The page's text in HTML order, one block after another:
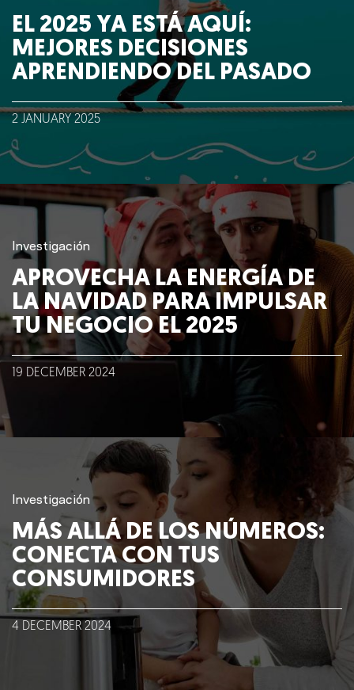
EL 2025 YA ESTÁ AQUÍ:
MEJORES DECISIONES
APRENDIENDO DEL PASADO
2 JANUARY 2025
Investigación
APROVECHA LA ENERGÍA DE
LA NAVIDAD PARA IMPULSAR
TU NEGOCIO EL 2025
19 DECEMBER 2024
Investigación
MÁS ALLÁ DE LOS NÚMEROS:
CONECTA CON TUS
CONSUMIDORES
4 DECEMBER 2024